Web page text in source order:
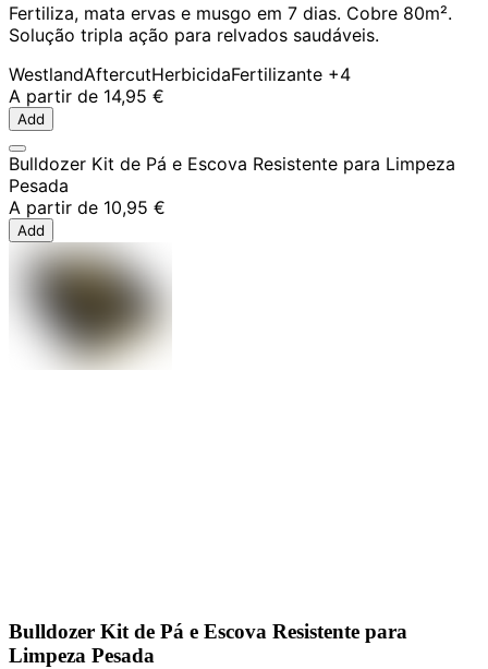
Fertiliza, mata ervas e musgo em 7 dias. Cobre 80m².
Solução tripla ação para relvados saudáveis.
WestlandAftercutHerbicidaFertilizante +4
A partir de 14,95 €
Add
Bulldozer Kit de Pá e Escova Resistente para Limpeza
Pesada
A partir de 10,95 €
Add
Bulldozer Kit de Pá e Escova Resistente para
Limpeza Pesada